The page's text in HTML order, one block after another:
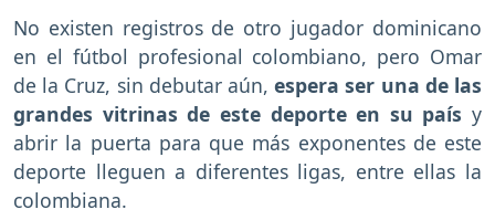
No existen registros de otro jugador dominicano
en el fútbol profesional colombiano, pero Omar
de la Cruz, sin debutar aún,espera ser una de las
grandes vitrinas de este deporte en su país y
abrir la puerta para que más exponentes de este
deporte lleguen a diferentes ligas, entre ellas la
colombiana.